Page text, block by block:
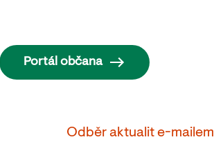
Portál občana
Odběr aktualit e-mailem